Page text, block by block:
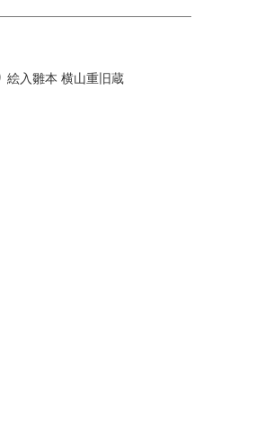
絵入雛本 横山重旧蔵